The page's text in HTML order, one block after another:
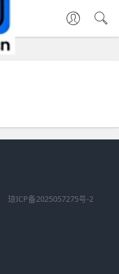
琼ICP备2025057275号-2